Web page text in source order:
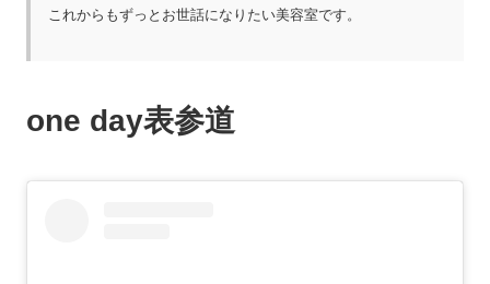
これからもずっとお世話になりたい美容室です。
one day表参道